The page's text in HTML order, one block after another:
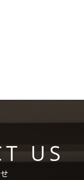
US